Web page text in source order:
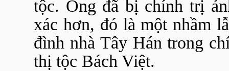
tộc. Ông đã bị chính trị
xác hơn, đó là một nhầm
đình nhà Tây Hán trong
thị tộc Bách Việt.